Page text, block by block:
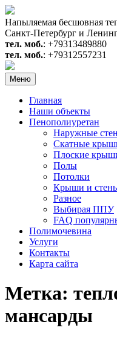
Перейти
к
содержимому
Напыляемая бесшовная
Санкт-Петербург и
тел. моб.: +79313489880
тел. моб.: +79312557231
Меню
Главная
Наши объекты
Пенополиуретан
Наружные
Скатные
Плоские
Полы
Потолки
Крыши и
Разное
Выбирая ППУ
FAQ
Полимочевина
Услуги
Контакты
Карта сайта
Метка:
мансарды